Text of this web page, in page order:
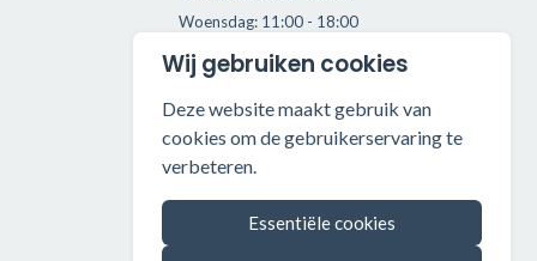
Woensdag: 11:00 - 18:00
Donderdag: 11:00 - 21:00
Vrijdag: 11:00 - 18:00
Zaterdag: 11:00 - 17:00
Alle getoonde prijzen zijn incl. BTW.
Algemene Voorwaarden
Manage cookies
Wij gebruiken cookies
Deze website maakt gebruik van
cookies om de gebruikerservaring te
verbeteren.
Essentiële cookies